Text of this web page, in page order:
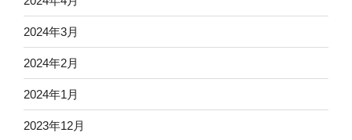
2024年3月
2024年2月
2024年1月
2023年12月